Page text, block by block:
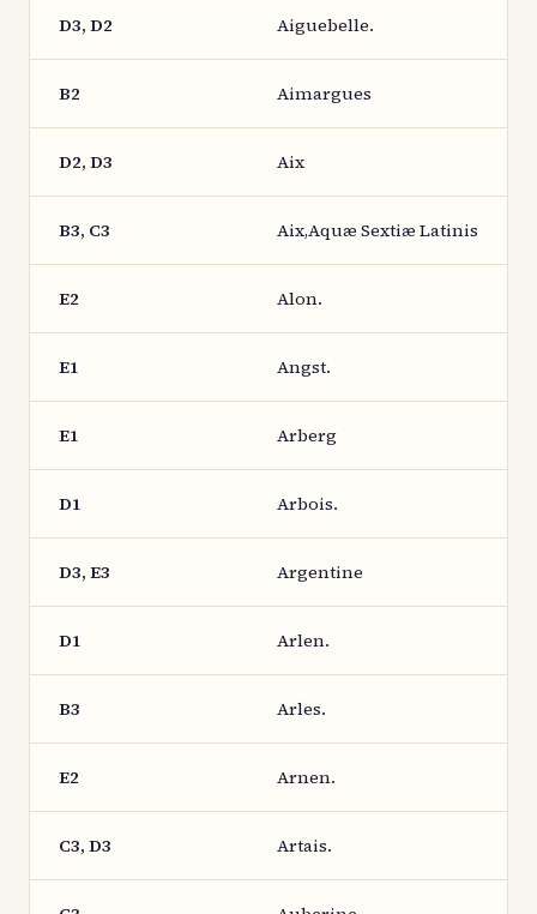
D3, D2 Aiguebelle.
B2 Aimargues
D2, D3 Aix
B3, C3 Aix,Aquæ Sextiæ Latinis
E2 Alon.
E1 Angst.
E1 Arberg
D1 Arbois.
D3, E3 Argentine
D1 Arlen.
B3 Arles.
E2 Arnen.
C3, D3 Artais.